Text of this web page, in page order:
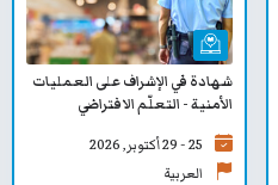
شهادة في الإشراف على العمليات
الأمنية - التعلّم الافتراضي
25 - 29 أكتوبر, 2026
العربية